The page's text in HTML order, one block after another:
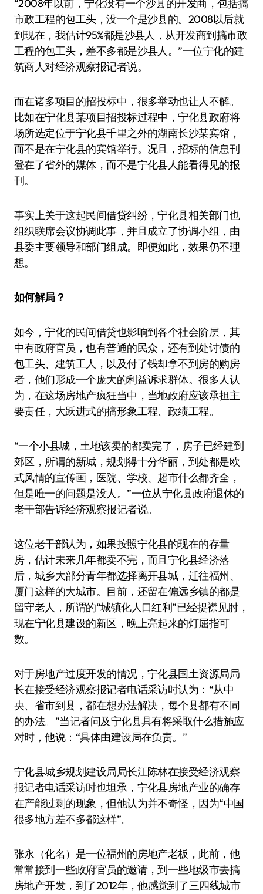
“2008年以前，宁化没有一个沙县的开发商，包括搞
市政工程的包工头，没一个是沙县的。2008以后就
到现在，我估计95%都是沙县人，从开发商到搞市政
工程的包工头，差不多都是沙县人。”一位宁化的建
筑商人对经济观察报记者说。
而在诸多项目的招投标中，很多举动也让人不解。
比如在宁化县某项目招投标过程中，宁化县政府将
场所选定位于宁化县千里之外的湖南长沙某宾馆，
而不是在宁化县的宾馆举行。况且，招标的信息刊
登在了省外的媒体，而不是宁化县人能看得见的报
刊。
事实上关于这起民间借贷纠纷，宁化县相关部门也
组织联席会议协调此事，并且成立了协调小组，由
县委主要领导和部门组成。即便如此，效果仍不理
想。
如何解局？
如今，宁化的民间借贷也影响到各个社会阶层，其
中有政府官员，也有普通的民众，还有到处讨债的
包工头、建筑工人，以及付了钱却拿不到房的购房
者，他们形成一个庞大的利益诉求群体。很多人认
为，在这场房地产疯狂当中，当地政府应该承担主
要责任，大跃进式的搞形象工程、政绩工程。
“一个小县城，土地该卖的都卖完了，房子已经建到
郊区，所谓的新城，规划得十分华丽，到处都是欧
式风情的宣传画，医院、学校、超市什么都齐全，
但是唯一的问题是没人。”一位从宁化县政府退休的
老干部告诉经济观察报记者说。
这位老干部认为，如果按照宁化县的现在的存量
房，估计未来几年都卖不完，而且宁化县经济落
后，城乡大部分青年都选择离开县城，迁往福州、
厦门这样的大城市。目前，还留在偏远乡镇的都是
留守老人，所谓的“城镇化人口红利”已经捉襟见肘，
现在宁化县建设的新区，晚上亮起来的灯屈指可
数。
对于房地产过度开发的情况，宁化县国土资源局局
长在接受经济观察报记者电话采访时认为：“从中
央、省市到县，都在想办法解决，每个县都有不同
的办法。”当记者问及宁化县具有将采取什么措施应
对时，他说：“具体由建设局在负责。”
宁化县城乡规划建设局局长江陈林在接受经济观察
报记者电话采访时也坦承，宁化县房地产业的确存
在产能过剩的现象，但他认为并不奇怪，因为“中国
很多地方差不多都这样”。
张永（化名）是一位福州的房地产老板，此前，他
常常接到一些政府官员的邀请，到一些地级市去搞
房地产开发，到了2012年，他感觉到了三四线城市